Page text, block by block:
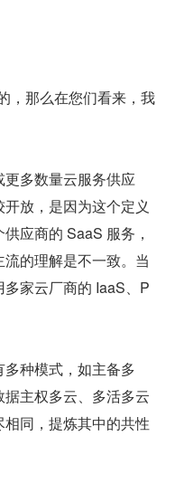
，那么在您们看来，我
多数量云服务供应
放，是因为这个定义
应商的 SaaS 服务，
的理解是不一致。当
家云厂商的 IaaS、P
种模式，如主备多
主权多云、多活多云
同，提炼其中的共性